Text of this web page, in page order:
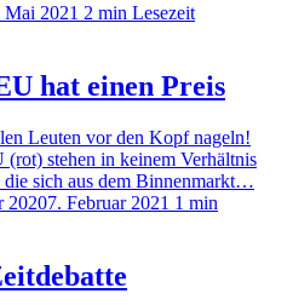
Mai 2021 2 min Lesezeit
hat einen Preis
Leuten vor den Kopf nageln!
stehen in keinem Verhältnis
sich aus dem Binnenmarkt…
20207. Februar 2021 1 min